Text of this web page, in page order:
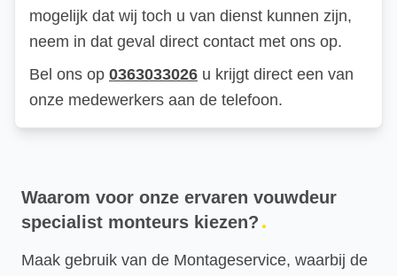
mogelijk dat wij toch u van dienst kunnen zijn,
neem in dat geval direct contact met ons op.
Bel ons op 0363033026 u krijgt direct een van
onze medewerkers aan de telefoon.
Waarom voor onze ervaren vouwdeur
specialist monteurs kiezen?
Maak gebruik van de Montageservice, waarbij de